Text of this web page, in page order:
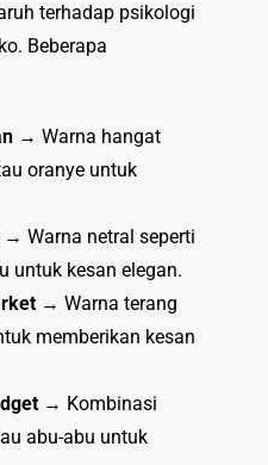
terhadap psikologi
Beberapa
→ Warna hangat
oranye untuk
→ Warna netral seperti
untuk kesan elegan.
→ Warna terang
memberikan kesan
→ Kombinasi
abu-abu untuk